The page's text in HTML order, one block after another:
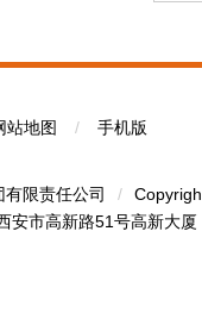
站地图 / 手机版
限责任公司 /
安市高新路51号高新大厦